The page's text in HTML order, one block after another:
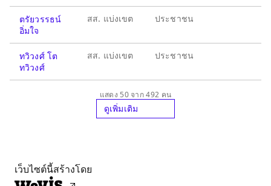
ตรัยวรรธน์
อิ่มใจ
สส. แบ่งเขต ประชาชน
ทวิวงศ์ โต
ทวิวงศ์
สส. แบ่งเขต ประชาชน
แสดง 50 จาก 492 คน
ดูเพิ่มเติม
เว็บไซต์นี้สร้างโดย